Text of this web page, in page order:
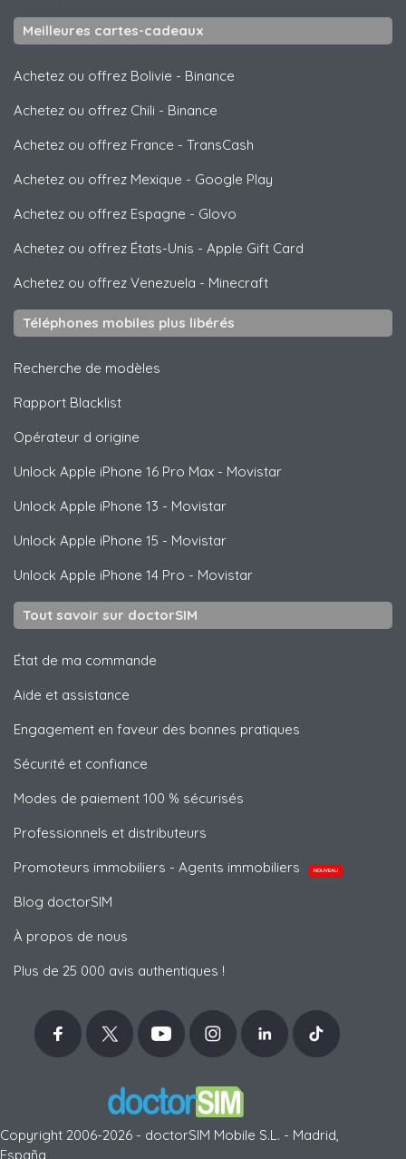
Meilleures cartes-cadeaux
Achetez ou offrez Bolivie - Binance
Achetez ou offrez Chili - Binance
Achetez ou offrez France - TransCash
Achetez ou offrez Mexique - Google Play
Achetez ou offrez Espagne - Glovo
Achetez ou offrez États-Unis - Apple Gift Card
Achetez ou offrez Venezuela - Minecraft
Téléphones mobiles plus libérés
Recherche de modèles
Rapport Blacklist
Opérateur d origine
Unlock Apple iPhone 16 Pro Max - Movistar
Unlock Apple iPhone 13 - Movistar
Unlock Apple iPhone 15 - Movistar
Unlock Apple iPhone 14 Pro - Movistar
Tout savoir sur doctorSIM
État de ma commande
Aide et assistance
Engagement en faveur des bonnes pratiques
Sécurité et confiance
Modes de paiement 100 % sécurisés
Professionnels et distributeurs
Promoteurs immobiliers - Agents immobiliers
NOUVEAU
Blog doctorSIM
À propos de nous
Plus de 25 000 avis authentiques !
Copyright 2006-2026 - doctorSIM Mobile S.L. - Madrid,
España